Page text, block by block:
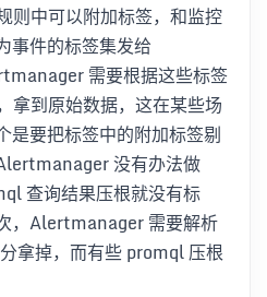
则中可以附加标签，和监控
事件的标签集发给
需要根据这些标签
到原始数据，这在某些场
是要把标签中的附加标签剔
没有办法做
查询结果压根就没有标
，Alertmanager 需要解析
拿掉，而有些 promql 压根